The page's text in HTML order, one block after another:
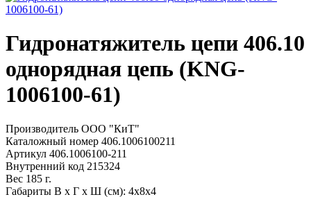
Гидронатяжитель цепи 406.10
однорядная цепь (KNG-
1006100-61)
Производитель ООО "КиТ"
Каталожный номер 406.1006100211
Артикул 406.1006100-211
Внутренний код 215324
Вес 185 г.
Габариты В х Г х Ш (см): 4х8х4